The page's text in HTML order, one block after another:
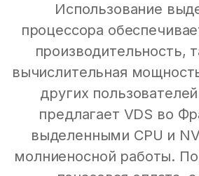
Использование
процессора
производительность,
вычислительная
других
предлагает VDS во
выделенными CPU и
молниеносной работы.